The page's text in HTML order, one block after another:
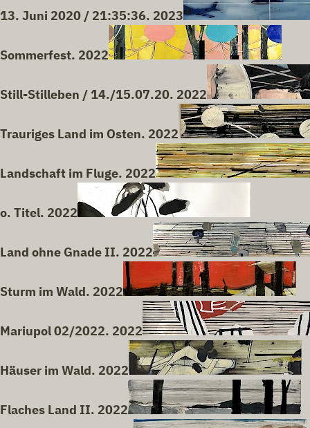
13. Juni 2020 / 21:35:36. 2023
Sommerfest. 2022
Still-Stilleben / 14./15.07.20. 2022
Trauriges Land im Osten. 2022
Landschaft im Fluge. 2022
o. Titel. 2022
Land ohne Gnade II. 2022
Sturm im Wald. 2022
Mariupol 02/2022. 2022
Häuser im Wald. 2022
Flaches Land II. 2022